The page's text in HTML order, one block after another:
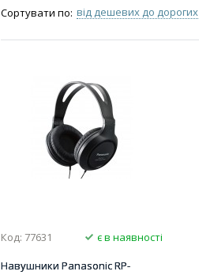
Сортувати по: від дешевих до дорогих
Код: 77631
є в наявності
Навушники Panasonic RP-